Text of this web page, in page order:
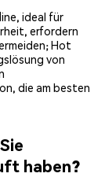
ideal für
erfordern
Hot
von
die am besten
haben?